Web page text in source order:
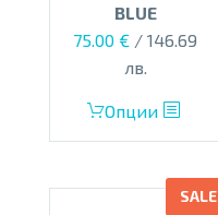
BLUE
Original
110.00 €.
75.00 €Текущата
цена
75.00 €.
/ 146.69
лв.
Опции
This
product
multipleSALE